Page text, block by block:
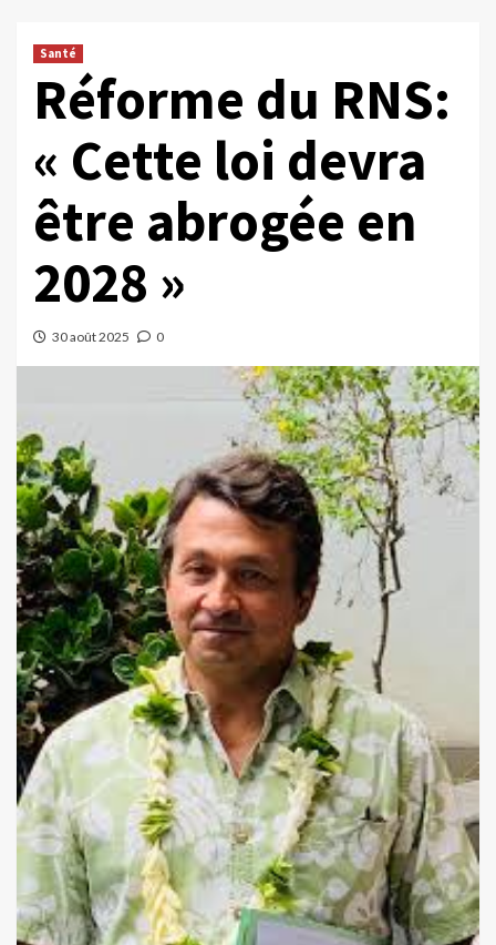
Santé
Réforme du RNS:
« Cette loi devra
être abrogée en
2028 »
30 août 2025 0